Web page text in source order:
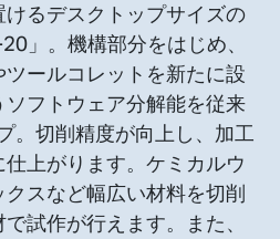
るデスクトップサイズの
」。機構部分をはじめ、
ールコレットを新たに設
フトウェア分解能を従来
。切削精度が向上し、加工
上がります。ケミカルウ
スなど幅広い材料を切削
試作が行えます。また、